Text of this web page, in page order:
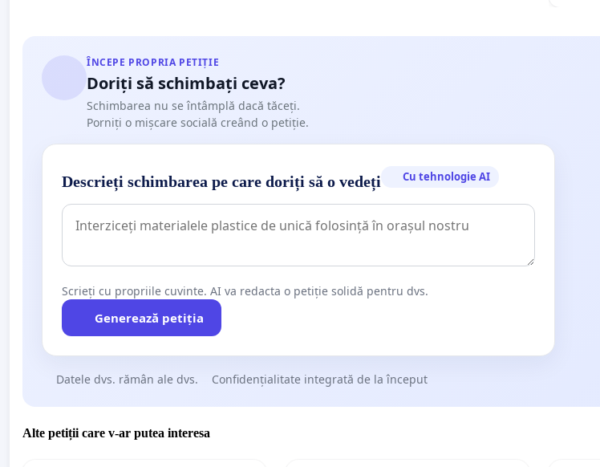
ÎNCEPE PROPRIA PETIȚIE
Doriți să schimbați ceva?
Schimbarea nu se întâmplă dacă tăceți.
Porniți o mișcare socială creând o petiție.
Descrieți schimbarea pe care doriți să o vedeți Cu tehnologie AI
Scrieți cu propriile cuvinte. AI va redacta o petiție solidă pentru dvs.
Generează petiția
Datele dvs. rămân ale dvs. Confidențialitate integrată de la început
Alte petiții care v-ar putea interesa